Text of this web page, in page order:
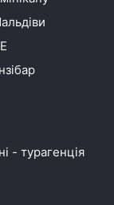
- турагенція